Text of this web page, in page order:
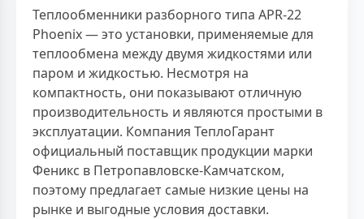
Теплообменники разборного типа APR-22
Phoenix — это установки, применяемые для
теплообмена между двумя жидкостями или
паром и жидкостью. Несмотря на
компактность, они показывают отличную
производительность и являются простыми в
эксплуатации. Компания ТеплоГарант
официальный поставщик продукции марки
Феникс в Петропавловске-Камчатском,
поэтому предлагает самые низкие цены на
рынке и выгодные условия доставки.